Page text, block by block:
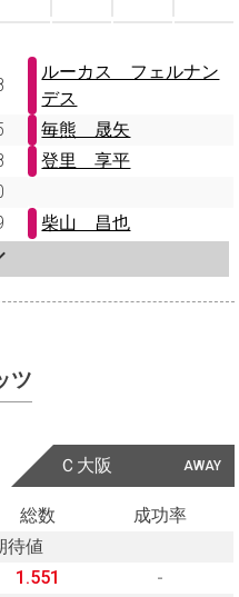
ルーカス フェルナン
デス
毎熊 晟矢
登里 享平
柴山 昌也
ツ
AWAY
Ｃ大阪
総数
成功率
待値
1.551
-